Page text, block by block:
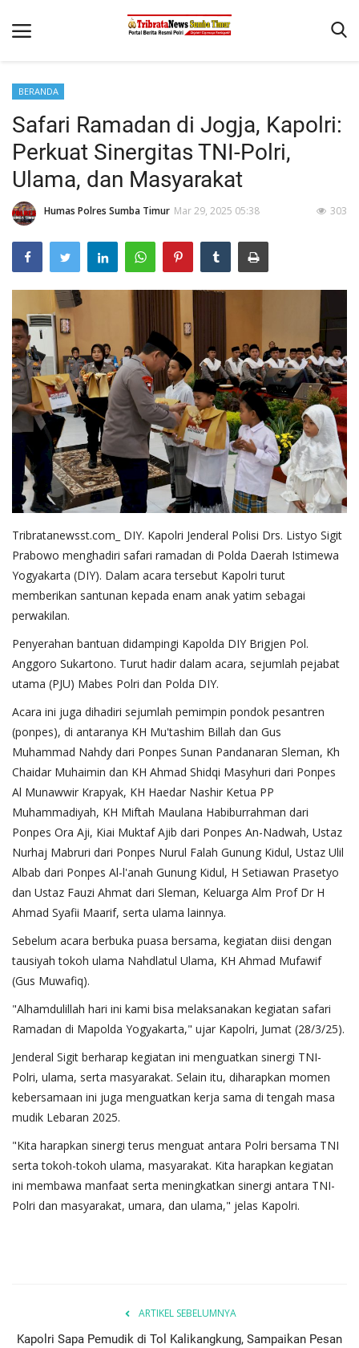
Beranda
Terms & Conditions
Reskrim
Binkam
Giat Ops
Polisi Kita
Mitra Polisi
Lantas
Jurnal Kamtibmas
BERANDA
Safari Ramadan di Jogja, Kapolri:
Perkuat Sinergitas TNI-Polri,
Ulama, dan Masyarakat
Humas Polres Sumba Timur Mar 29, 2025 05:38 303
Tribratanewsst.com_ DIY. Kapolri Jenderal Polisi Drs. Listyo Sigit
Prabowo menghadiri safari ramadan di Polda Daerah Istimewa
Yogyakarta (DIY). Dalam acara tersebut Kapolri turut
memberikan santunan kepada enam anak yatim sebagai
perwakilan.
Penyerahan bantuan didampingi Kapolda DIY Brigjen Pol.
Anggoro Sukartono. Turut hadir dalam acara, sejumlah pejabat
utama (PJU) Mabes Polri dan Polda DIY.
Acara ini juga dihadiri sejumlah pemimpin pondok pesantren
(ponpes), di antaranya KH Mu'tashim Billah dan Gus
Muhammad Nahdy dari Ponpes Sunan Pandanaran Sleman, Kh
Chaidar Muhaimin dan KH Ahmad Shidqi Masyhuri dari Ponpes
Al Munawwir Krapyak, KH Haedar Nashir Ketua PP
Muhammadiyah, KH Miftah Maulana Habiburrahman dari
Ponpes Ora Aji, Kiai Muktaf Ajib dari Ponpes An-Nadwah, Ustaz
Nurhaj Mabruri dari Ponpes Nurul Falah Gunung Kidul, Ustaz Ulil
Albab dari Ponpes Al-l'anah Gunung Kidul, H Setiawan Prasetyo
dan Ustaz Fauzi Ahmat dari Sleman, Keluarga Alm Prof Dr H
Ahmad Syafii Maarif, serta ulama lainnya.
Sebelum acara berbuka puasa bersama, kegiatan diisi dengan
tausiyah tokoh ulama Nahdlatul Ulama, KH Ahmad Mufawif
(Gus Muwafiq).
"Alhamdulillah hari ini kami bisa melaksanakan kegiatan safari
Ramadan di Mapolda Yogyakarta," ujar Kapolri, Jumat (28/3/25).
Jenderal Sigit berharap kegiatan ini menguatkan sinergi TNI-
Polri, ulama, serta masyarakat. Selain itu, diharapkan momen
kebersamaan ini juga menguatkan kerja sama di tengah masa
mudik Lebaran 2025.
"Kita harapkan sinergi terus menguat antara Polri bersama TNI
serta tokoh-tokoh ulama, masyarakat. Kita harapkan kegiatan
ini membawa manfaat serta meningkatkan sinergi antara TNI-
Polri dan masyarakat, umara, dan ulama," jelas Kapolri.
ARTIKEL SEBELUMNYA
Kapolri Sapa Pemudik di Tol Kalikangkung, Sampaikan Pesan